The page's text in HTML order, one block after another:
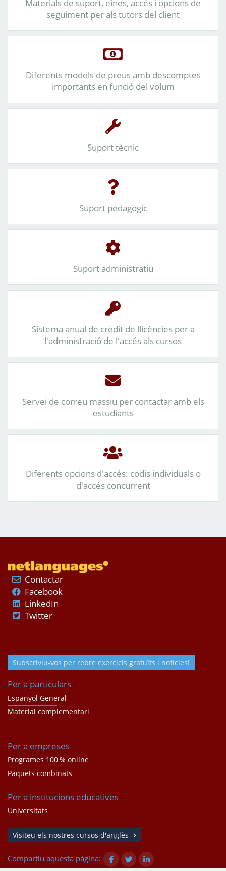
Materials de suport, eines, accés i opcions de
seguiment per als tutors del client
Diferents models de preus amb descomptes
importants en funció del volum
Suport tècnic
Suport pedagògic
Suport administratiu
Sistema anual de crèdit de llicències per a
l'administració de l'accés als cursos
Servei de correu massiu per contactar amb els
estudiants
Diferents opcions d'accés: codis individuals o
d'accés concurrent
Contactar
Facebook
LinkedIn
Twitter
Subscriviu-vos per rebre exercicis gratuïts i notícies!
Per a particulars
Espanyol General
Material complementari
Per a empreses
Programes 100 % online
Paquets combinats
Per a institucions educatives
Universitats
Visiteu els nostres cursos d'anglès
Compartiu aquesta página: